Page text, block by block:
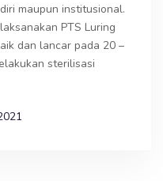
maupun institusional.
PTS Luring
dan lancar pada 20 –
sterilisasi